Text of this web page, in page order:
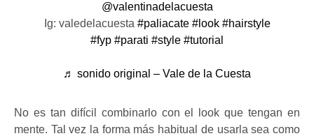
@valentinadelacuesta
Ig: valedelacuesta #paliacate #look #hairstyle
#fyp #parati #style #tutorial
♬ sonido original – Vale de la Cuesta
No es tan difícil combinarlo con el look que tengan en
mente. Tal vez la forma más habitual de usarla sea como